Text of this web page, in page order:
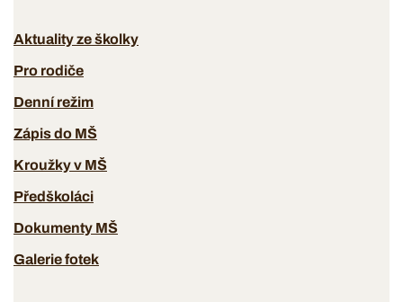
Aktuality ze školky
Pro rodiče
Denní režim
Zápis do MŠ
Kroužky v MŠ
Předškoláci
Dokumenty MŠ
Galerie fotek